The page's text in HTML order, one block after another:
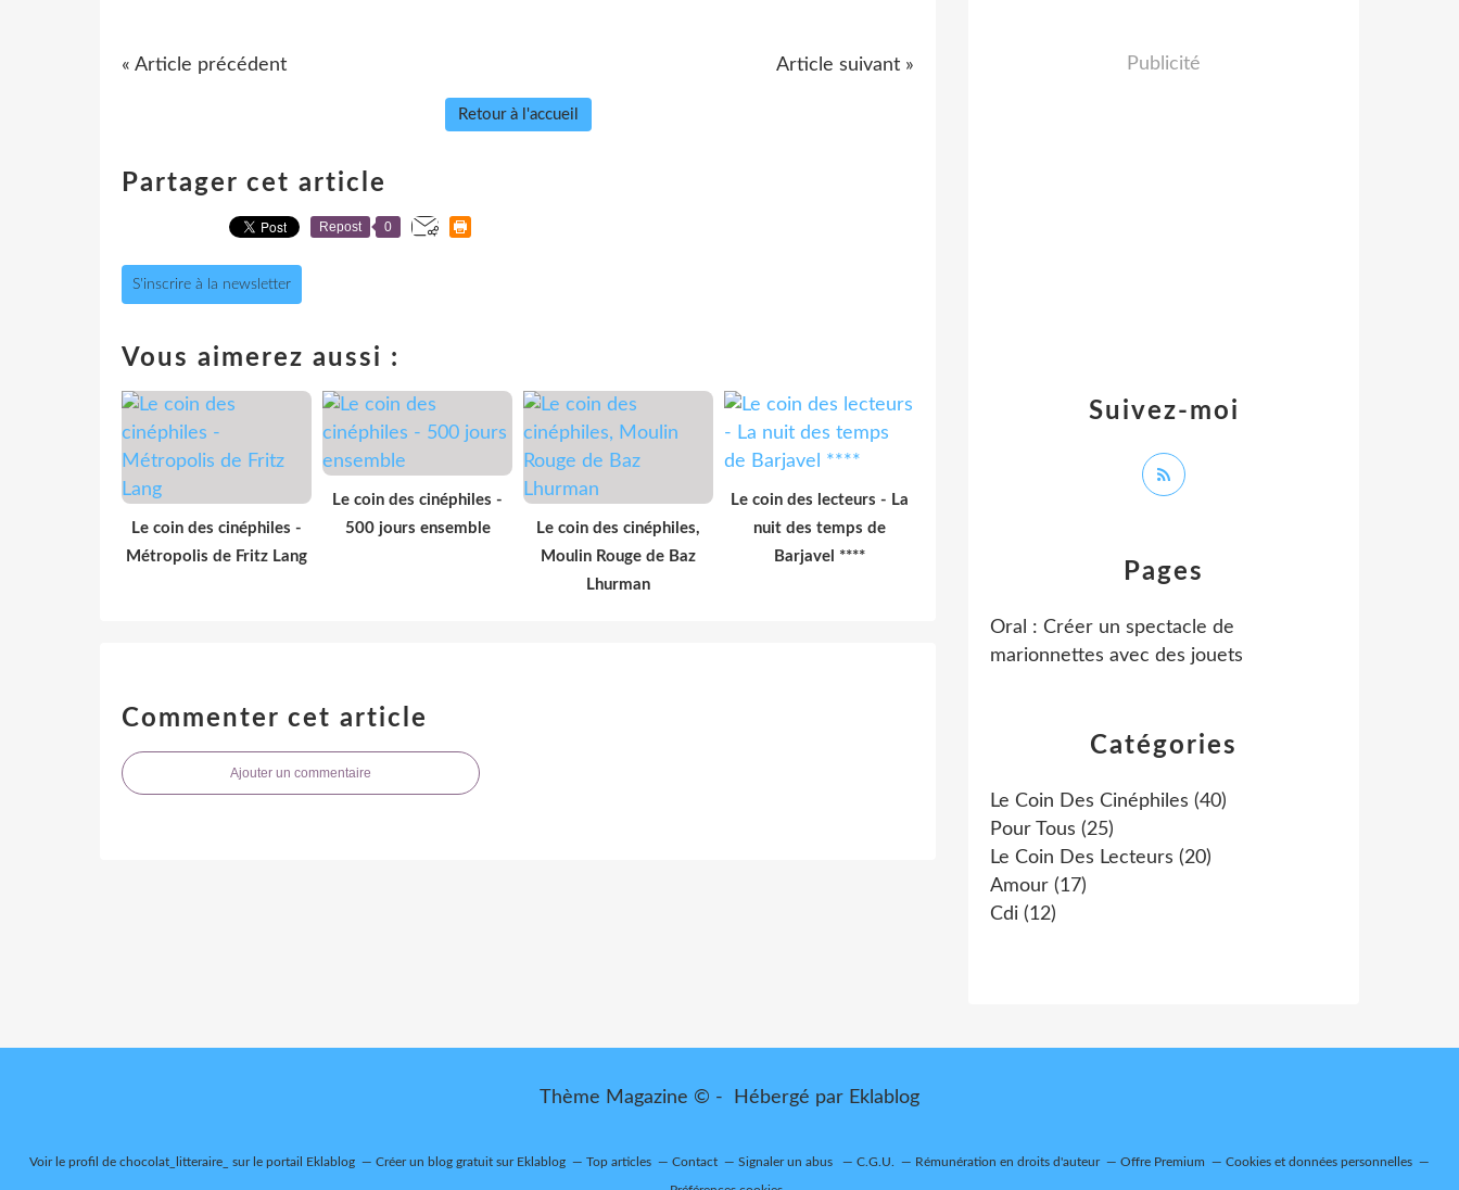
« Article précédent Article suivant »
Retour à l'accueil
Partager cet article
Repost 0
S'inscrire à la newsletter
Vous aimerez aussi :
Le coin des cinéphiles -
Métropolis de Fritz Lang
Le coin des cinéphiles -
500 jours ensemble
Le coin des cinéphiles,
Moulin Rouge de Baz
Lhurman
Le coin des lecteurs - La
nuit des temps de
Barjavel ****
Commenter cet article
Ajouter un commentaire
Catégories
Le Coin Des Cinéphiles (40)
Pour Tous (25)
Le Coin Des Lecteurs (20)
Amour (17)
Cdi (12)
Pages
Oral : Créer un spectacle de
marionnettes avec des jouets
Suivez-moi
Publicité
Thème Magazine © - Hébergé par Eklablog
Voir le profil de chocolat_litteraire_ sur le portail Eklablog Créer un blog gratuit sur Eklablog Top articles Contact Signaler un abus C.G.U. Rémunération en droits d'auteur Offre Premium Cookies et données personnelles